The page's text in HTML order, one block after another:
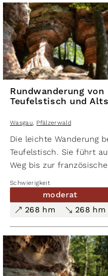
Rundwanderung
Teufelstisch und
Wasgau Pfälzerwald
Die leichte Wanderung
Teufelstisch. Sie führt
Weg bis zur
Colorado" genannt. In
hier eher an das
beeindruckenden
atemberaubende
Landschaft, sondern
besonderes Highlight zu
"Felsglühen". Wenn alle
Schwierigkeit
moderat
268 hm
268 hm